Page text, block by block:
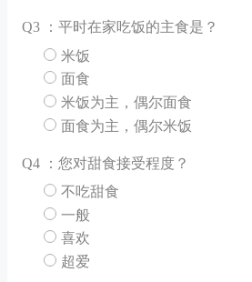
Q3 ：平时在家吃饭的主食是？
米饭
面食
米饭为主，偶尔面食
面食为主，偶尔米饭
Q4 ：您对甜食接受程度？
不吃甜食
一般
喜欢
超爱